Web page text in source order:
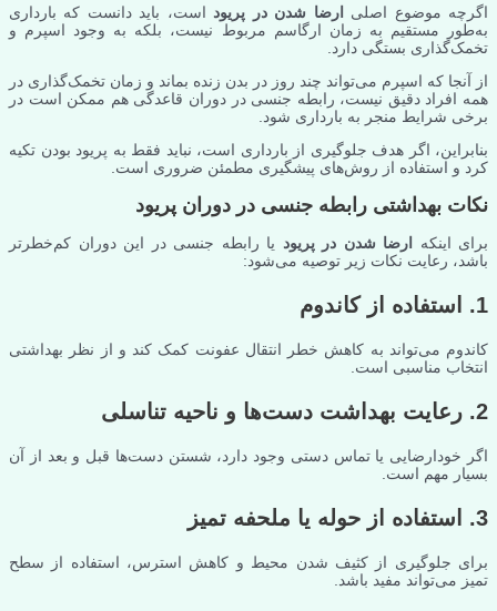
اگرچه موضوع اصلی
ارضا شدن در پریود است، باید دانست که بارداری
به‌طور مستقیم به زمان ارگاسم مربوط نیست، بلکه به وجود اسپرم و
تخمک‌گذاری بستگی دارد.
از آنجا که اسپرم می‌تواند چند روز در بدن زنده بماند و زمان تخمک‌گذاری در
همه افراد دقیق نیست، رابطه جنسی در دوران قاعدگی هم ممکن است در
برخی شرایط منجر به بارداری شود.
بنابراین، اگر هدف جلوگیری از بارداری است، نباید فقط به پریود بودن تکیه
کرد و استفاده از روش‌های پیشگیری مطمئن ضروری است.
نکات بهداشتی رابطه جنسی در دوران پریود
برای اینکه ارضا شدن در پریود یا رابطه جنسی در این دوران کم‌خطرتر
باشد، رعایت نکات زیر توصیه می‌شود:
1. استفاده از کاندوم
کاندوم می‌تواند به کاهش خطر انتقال عفونت کمک کند و از نظر بهداشتی
انتخاب مناسبی است.
2. رعایت بهداشت دست‌ها و ناحیه تناسلی
اگر خودارضایی یا تماس دستی وجود دارد، شستن دست‌ها قبل و بعد از آن
بسیار مهم است.
3. استفاده از حوله یا ملحفه تمیز
برای جلوگیری از کثیف شدن محیط و کاهش استرس، استفاده از سطح
تمیز می‌تواند مفید باشد.